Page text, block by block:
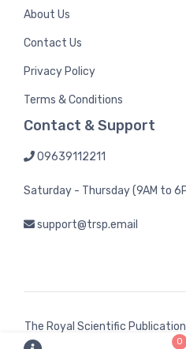
About Us
Contact Us
Privacy Policy
Terms & Conditions
Contact & Support
09639112211
Saturday - Thursday (9AM to
support@trsp.email
The Royal Scientific
0